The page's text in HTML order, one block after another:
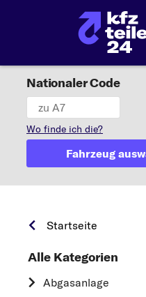
Nationaler Code
Wo finde ich die?
Fahrzeug
Startseite
Alle Kategorien
Abgasanlage